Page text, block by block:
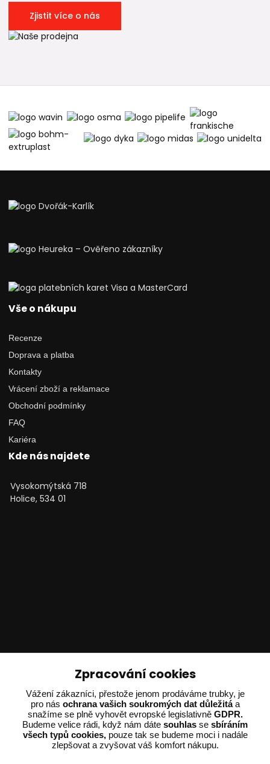
Zjistit více o nás
Vše o nákupu
Recenze
Doprava a platba
Kontakty
Vrácení zboží a reklamace
Obchodní podmínky
FAQ
Kariéra
Kde nás najdete
Vysokomýtská 718
Holice, 534 01
Ing. Adam Dvořák
+420 602 234 254
(Po-Pá 8:00 - 15:00)
potrebujiporadit@dvorak-karlik.cz
Zpracování cookies
Vážení zákazníci, přestože jenom prodáváme trubky, je
pro nás ochrana vašich soukromých dat důležitáa
snažíme se plně vyhovět evropské legislativně GDPR.
Budeme velice rádi, když nám dáte souhlas se sbíráním
všech typů cookies,pouze tak se budeme moci i nadále
zlepšovat a zvyšovat váš komfort nákupu.